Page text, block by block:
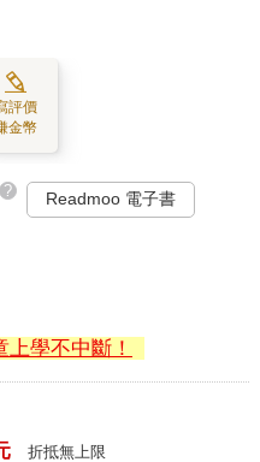
評價
金幣
? Readmoo 電子書
學不中斷！
折抵無上限